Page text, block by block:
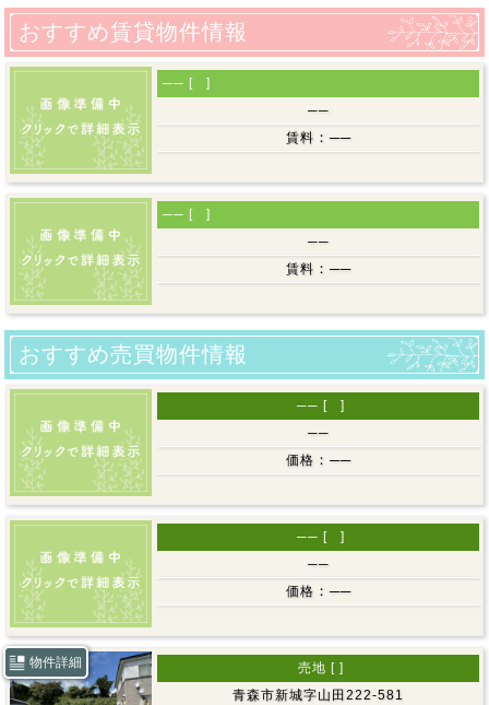
【営業時間一部変更のお知らせ】
4月9(木)より、平日営業時間内のPM12時～PM1時の間
をお昼休みとさせていただきます。
弊社へのお電話やご来社いただく際には、この時間を避
けていただきますようお願い申し上げます。
2025-12-26
年末年始休業のお知らせ
12月26日～1月4日まで年末年始休業とさせていただき
ます。
2026年1月5日(月)９時30分から通常営業いたします。
2025-08-10
8月10日((月))～8月17(日)まで夏季休業とさせていただ
きます。
ご用件がある場合は、留守番電話またはメールまたはラ
インでご連絡いただければと思います。
8月18日(月)から順次対応させていただきます。
ご不便をおかけいたしますが、よろしくお願いいたしま
すｍ(ｖｖ)ｍ
2025-03-02
3月の営業時間のお知らせ☆
月曜日から金曜日までは9時30分から17時まで
3月の土・日・祝日は午後3時まで営業いたします。
営業時間外のお問い合わせは、問合せフォームまたは留
守番電話にて受付いたします。
よろしくお願いいたします
おすすめ賃貸物件情報
── [ ]
──
賃料 ： ──
── [ ]
──
賃料 ： ──
おすすめ売買物件情報
── [ ]
──
価格 ： ──
── [ ]
──
価格 ： ──
物件詳細
売地 [ ]
青森市新城字山田222-581